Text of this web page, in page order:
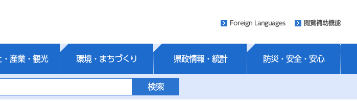
Foreign Languages 閲覧補助機能
・産業・観光 環境・まちづくり 県政情報・統計 防災・安全・安心